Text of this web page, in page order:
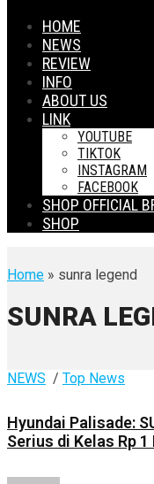
HOME
NEWS
REVIEW
INFO
ABOUT US
LINK
YOUTUBE
TIKTOK
INSTAGRAM
FACEBOOK
SHOP OFFICIAL
SHOP
Home » sunra legend
SUNRA
NEWS / Top News
Hyundai Palisade:
Serius di Kelas Rp